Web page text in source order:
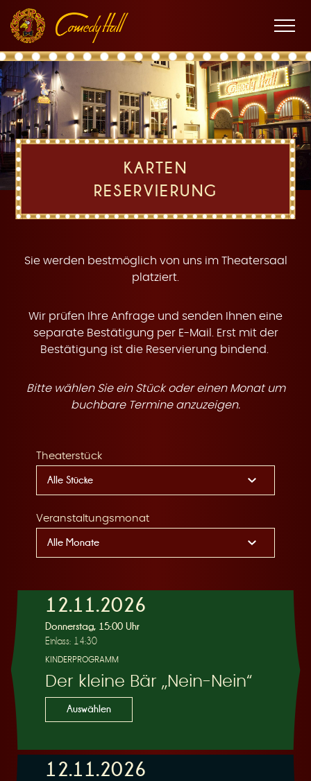
Hauptnavigation
Inhalt
Fußnavigation
K
a
r
e
R
e
Menü
KARTEN
RESERVIERUNG
Sie werden bestmöglich von uns im Theatersaal
platziert.
Wir prüfen Ihre Anfrage und senden Ihnen eine
separate Bestätigung per E-Mail. Erst mit der
Bestätigung ist die Reservierung bindend.
Bitte wählen Sie ein Stück oder einen Monat um
buchbare Termine anzuzeigen.
Theaterstück
Veranstaltungsmonat
12.11.2026
Donnerstag, 15:00 Uhr
Einlass: 14:30
KINDERPROGRAMM
Der kleine Bär „Nein-Nein“
Auswählen
12.11.2026